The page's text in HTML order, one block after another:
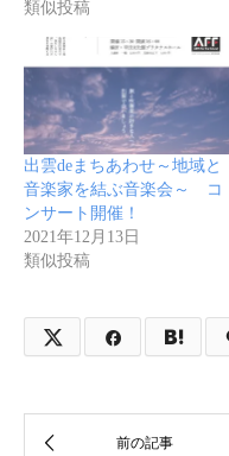
類似投稿
出雲deまちあわせ～地域と
音楽家を結ぶ音楽会～ コ
ンサート開催！
2021年12月13日
類似投稿